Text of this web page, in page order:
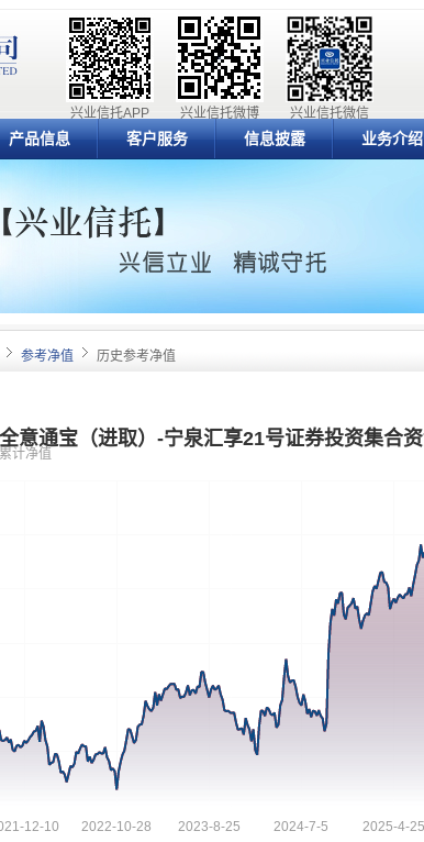
兴业信托微信
兴业信托微博
兴业信托APP
产品信息 客户服务 信息披露 业务介绍
参考净值 历史参考净值